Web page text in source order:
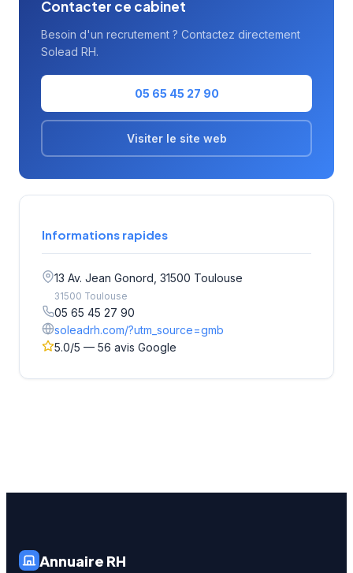
Contacter ce cabinet
Besoin d'un recrutement ? Contactez directement
Solead RH.
05 65 45 27 90
Visiter le site web
Informations rapides
13 Av. Jean Gonord, 31500 Toulouse
31500 Toulouse
05 65 45 27 90
soleadrh.com/?utm_source=gmb
5.0/5 — 56 avis Google
Annuaire RH